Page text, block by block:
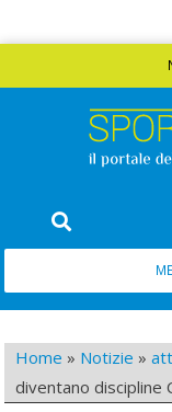
to
Home » Notizie »
diventano discipline